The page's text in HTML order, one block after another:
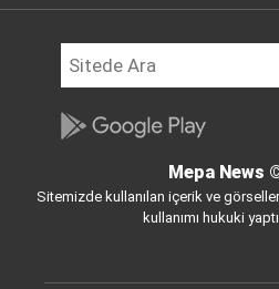
Mepa News
Sitemizde kullanılan içerik ve
kullanımı hukuki